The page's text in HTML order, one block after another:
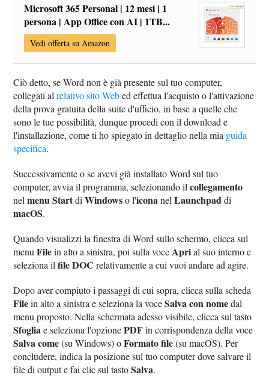
Microsoft 365 Personal | 12 mesi | 1
persona | App Office con AI | 1TB...
Vedi offerta su Amazon
Ciò detto, se Word non è già presente sul tuo computer,
collegati alrelativo sito Webed effettua l'acquisto o l'attivazione
della prova gratuita della suite d'ufficio, in base a quelle che
sono le tue possibilità, dunque procedi con il download e
l'installazione, come ti ho spiegato in dettaglio nella mia guida
specifica.
Successivamente o se avevi già installato Word sul tuo
computer, avvia il programma, selezionando ilcollegamento
nelmenu StartdiWindowso l'iconanelLaunchpaddi
macOS.
Quando visualizzi la finestra di Word sullo schermo, clicca sul
menuFilein alto a sinistra, poi sulla voce Aprial suo interno e
seleziona ilfile DOC relativamente a cui vuoi andare ad agire.
Dopo aver compiuto i passaggi di cui sopra, clicca sulla scheda
Filein alto a sinistra e seleziona la voceSalva con nomedal
menu proposto. Nella schermata adesso visibile, clicca sul tasto
Sfogliae seleziona l'opzionePDFin corrispondenza della voce
Salva come(su Windows) oFormato file(su macOS). Per
concludere, indica la posizione sul tuo computer dove salvare il
file di output e fai clic sul tastoSalva.